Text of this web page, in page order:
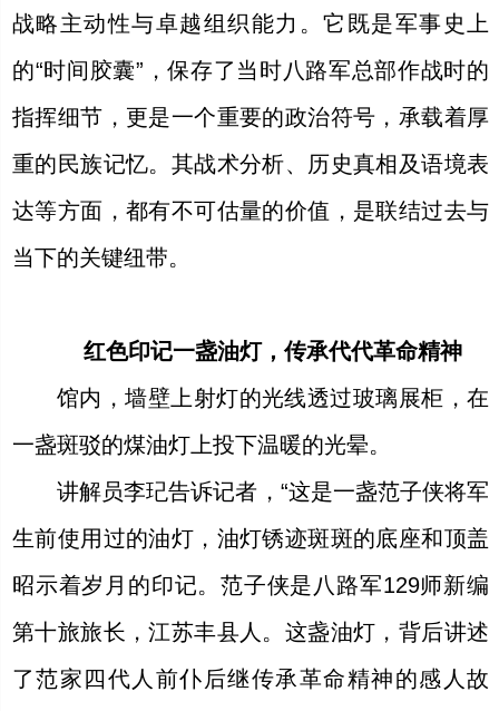
战略主动性与卓越组织能力。它既是军事史上
的“时间胶囊”，保存了当时八路军总部作战时的
指挥细节，更是一个重要的政治符号，承载着厚
重的民族记忆。其战术分析、历史真相及语境表
达等方面，都有不可估量的价值，是联结过去与
当下的关键纽带。
红色印记一盏油灯，传承代代革命精神
馆内，墙壁上射灯的光线透过玻璃展柜，在
一盏斑驳的煤油灯上投下温暖的光晕。
讲解员李玘告诉记者，“这是一盏范子侠将军
生前使用过的油灯，油灯锈迹斑斑的底座和顶盖
昭示着岁月的印记。范子侠是八路军129师新编
第十旅旅长，江苏丰县人。这盏油灯，背后讲述
了范家四代人前仆后继传承革命精神的感人故